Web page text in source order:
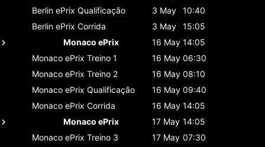
Berlin ePrix Qualificação 3 May
10:40
Berlin ePrix Corrida 3 May
15:05
Monaco ePrix
16 May 14:05
Monaco ePrix Treino 1 16 May 06:30
Monaco ePrix Treino 2 16 May 08:10
Monaco ePrix Qualificação 16 May 09:40
Monaco ePrix Corrida 16 May 14:05
Monaco ePrix
17 May 14:05
Monaco ePrix Treino 3 17 May 07:30